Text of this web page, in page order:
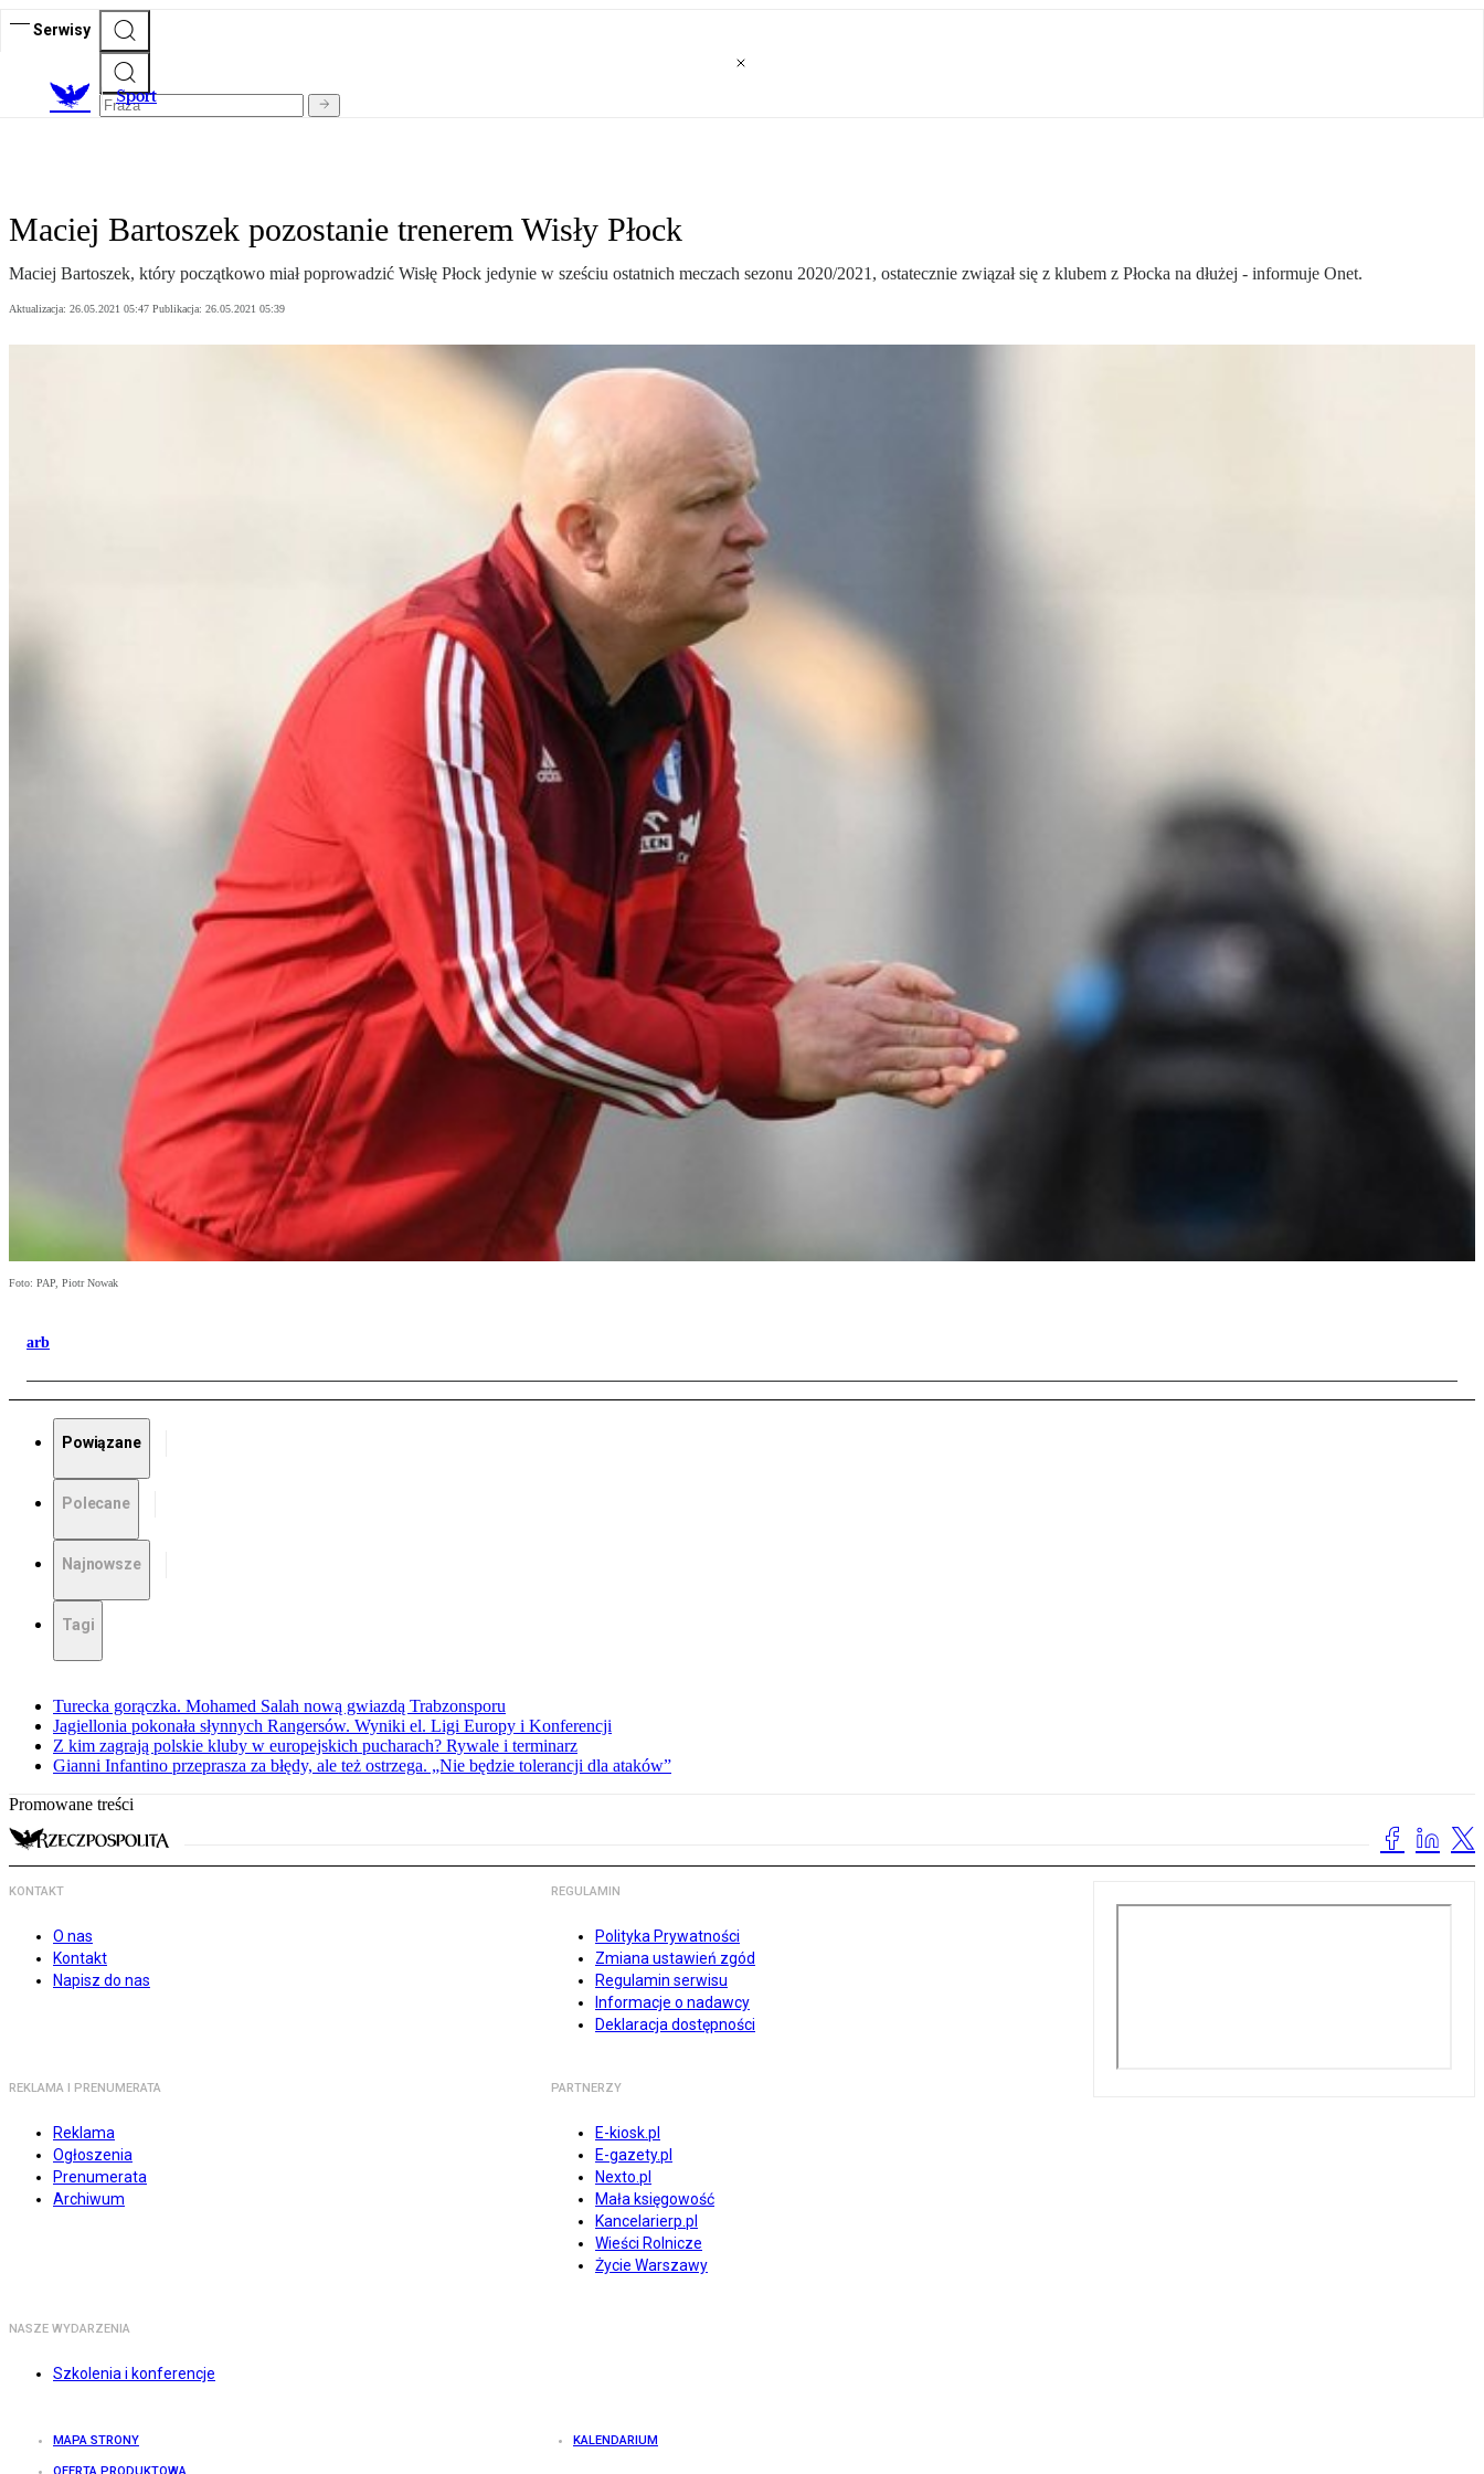
Serwisy
Sport
Maciej Bartoszek pozostanie trenerem Wisły Płock
Maciej Bartoszek, który początkowo miał poprowadzić Wisłę Płock jedynie w sześciu ostatnich meczach sezonu 2020/2021, ostatecznie związał się z klubem z Płocka na dłużej - informuje Onet.
Aktualizacja: 26.05.2021 05:47 Publikacja: 26.05.2021 05:39
Foto: PAP, Piotr Nowak
arb
Powiązane
Polecane
Najnowsze
Tagi
Turecka gorączka. Mohamed Salah nową gwiazdą Trabzonsporu
Jagiellonia pokonała słynnych Rangersów. Wyniki el. Ligi Europy i Konferencji
Z kim zagrają polskie kluby w europejskich pucharach? Rywale i terminarz
Gianni Infantino przeprasza za błędy, ale też ostrzega. „Nie będzie tolerancji dla ataków”
Promowane treści
KONTAKT
O nas
Kontakt
Napisz do nas
REGULAMIN
Polityka Prywatności
Zmiana ustawień zgód
Regulamin serwisu
Informacje o nadawcy
Deklaracja dostępności
REKLAMA I PRENUMERATA
Reklama
Ogłoszenia
Prenumerata
Archiwum
PARTNERZY
E-kiosk.pl
E-gazety.pl
Nexto.pl
Mała księgowość
Kancelarierp.pl
Wieści Rolnicze
Życie Warszawy
NASZE WYDARZENIA
Szkolenia i konferencje
MAPA STRONY KALENDARIUM